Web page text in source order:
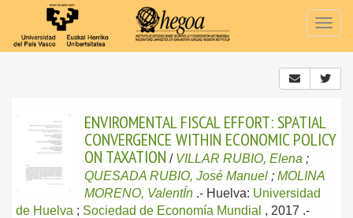
ENVIROMENTAL FISCAL EFFORT: SPATIAL
CONVERGENCE WITHIN ECONOMIC POLICY
ON TAXATION / VILLAR RUBIO, Elena ;
QUESADA RUBIO, José Manuel ; MOLINA
MORENO, ValentÍn .- Huelva: Universidad
de Huelva ; Sociedad de Economía Mundial , 2017 .-